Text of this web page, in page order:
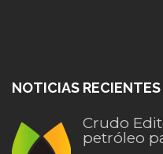
NOTICIAS RECIENTES
Crudo
petróleo